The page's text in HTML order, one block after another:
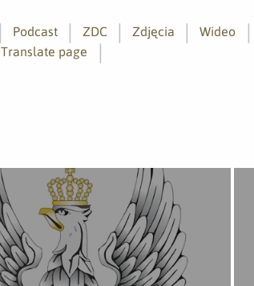
Podcast ZDC Zdjęcia Wideo
Translate page